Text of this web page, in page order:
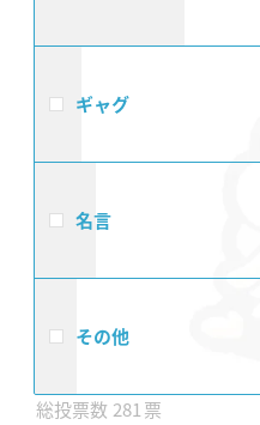
ギャグ
名言
その他
281